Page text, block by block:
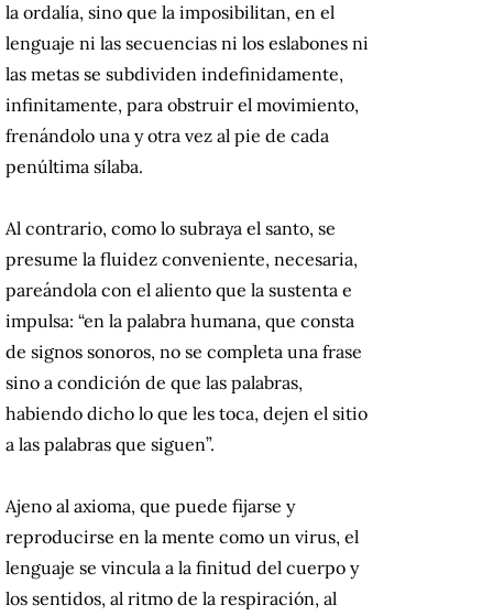
la ordalía, sino que la imposibilitan, en el
lenguaje ni las secuencias ni los eslabones ni
las metas se subdividen indefinidamente,
infinitamente, para obstruir el movimiento,
frenándolo una y otra vez al pie de cada
penúltima sílaba.
Al contrario, como lo subraya el santo, se
presume la fluidez conveniente, necesaria,
pareándola con el aliento que la sustenta e
impulsa: “en la palabra humana, que consta
de signos sonoros, no se completa una frase
sino a condición de que las palabras,
habiendo dicho lo que les toca, dejen el sitio
a las palabras que siguen”.
Ajeno al axioma, que puede fijarse y
reproducirse en la mente como un virus, el
lenguaje se vincula a la finitud del cuerpo y
los sentidos, al ritmo de la respiración, al